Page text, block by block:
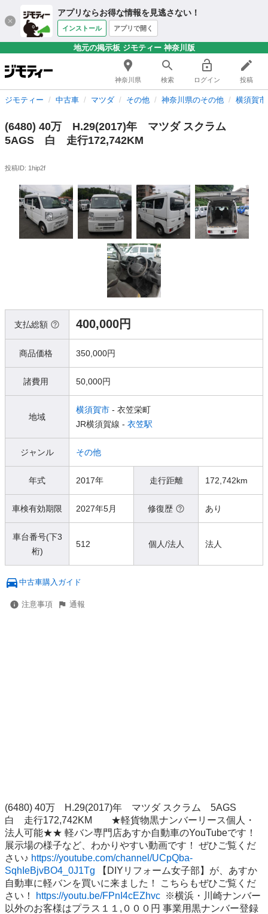
アプリならお得な情報を見逃さない！
インストール アプリで開く
地元の掲示板 ジモティー 神奈川版
神奈川県 検索 ログイン 投稿
ジモティー 中古車 マツダ その他 神奈川県のその他 横須賀
(6480) 40万 H.29(2017)年 マツダ スクラム
5AGS 白 走行172,742KM
投稿ID: 1hip2f
支払総額 400,000円
商品価格 350,000円
諸費用 50,000円
地域
横須賀市 - 衣笠栄町
JR横須賀線 - 衣笠駅
ジャンル その他
年式 2017年 走行距離 172,742km
車検有効期限 2027年5月 修復歴 あり
車台番号(下3
桁)
512 個人/法人 法人
中古車購入ガイド
注意事項 通報
(6480) 40万　H.29(2017)年　マツダ スクラム　5AGS
白　走行172,742KM　　★軽貨物黒ナンバーリース個人・
法人可能★★ 軽バン専門店あすか自動車のYouTubeです！
展示場の様子など、わかりやすい動画です！ ぜひご覧くだ
さい♪ https://youtube.com/channel/UCpQba-
SqhIeBjvBO4_0J1Tg 【DIYリフォーム女子部】が、あすか
自動車に軽バンを買いに来ました！ こちらもぜひご覧くだ
さい！
https://youtu.be/FPnI4cEZhvc
  ※横浜・川崎ナンバー
以外のお客様はプラス１１,０００円 事業用黒ナンバー登録